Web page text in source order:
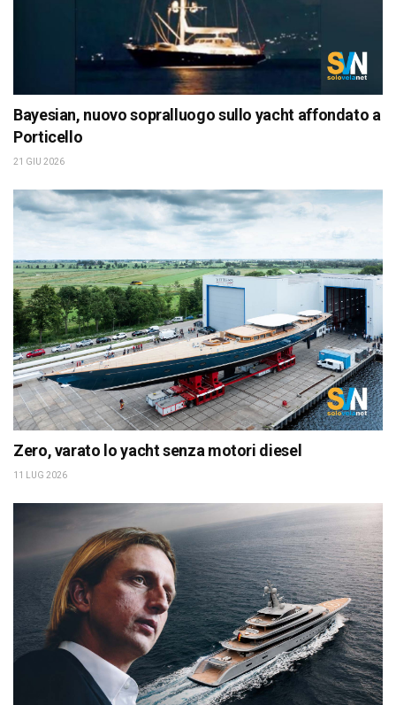
Bayesian, nuovo sopralluogo sullo yacht affondato a
Porticello
21 GIU 2026
Zero, varato lo yacht senza motori diesel
11 LUG 2026